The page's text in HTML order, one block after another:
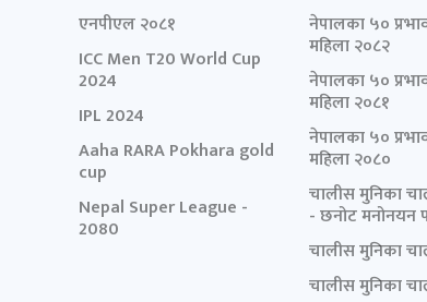
एनपीएल २०८१
ICC Men T20 World Cup
2024
IPL 2024
Aaha RARA Pokhara gold
cup
Nepal Super League -
2080
नेपालका ५०
महिला २०८२
नेपालका ५०
महिला २०८१
नेपालका ५०
महिला २०८०
चालीस मुनिका
- छनोट मनोनयन
चालीस मुनिका
चालीस मुनिका